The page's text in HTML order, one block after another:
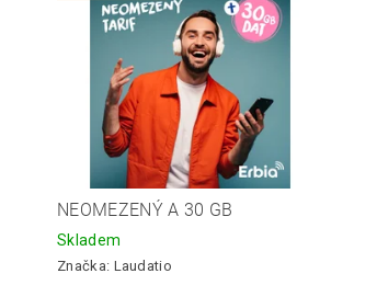
NEOMEZENÝ A 30 GB
Skladem
Značka: Laudatio